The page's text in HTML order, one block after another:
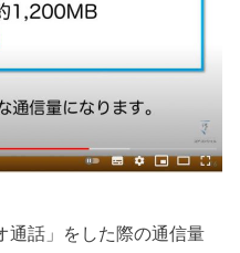
通話」をした際の通信量